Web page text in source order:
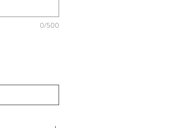
0/500